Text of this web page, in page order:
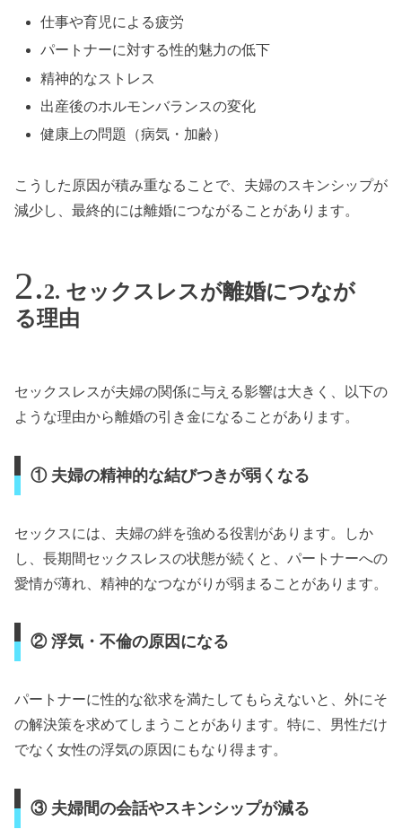
仕事や育児による疲労
パートナーに対する性的魅力の低下
精神的なストレス
出産後のホルモンバランスの変化
健康上の問題（病気・加齢）
こうした原因が積み重なることで、夫婦のスキンシップが
減少し、最終的には離婚につながることがあります。
2. セックスレスが離婚につなが
る理由
セックスレスが夫婦の関係に与える影響は大きく、以下の
ような理由から離婚の引き金になることがあります。
① 夫婦の精神的な結びつきが弱くなる
セックスには、夫婦の絆を強める役割があります。しか
し、長期間セックスレスの状態が続くと、パートナーへの
愛情が薄れ、精神的なつながりが弱まることがあります。
② 浮気・不倫の原因になる
パートナーに性的な欲求を満たしてもらえないと、外にそ
の解決策を求めてしまうことがあります。特に、男性だけ
でなく女性の浮気の原因にもなり得ます。
③ 夫婦間の会話やスキンシップが減る